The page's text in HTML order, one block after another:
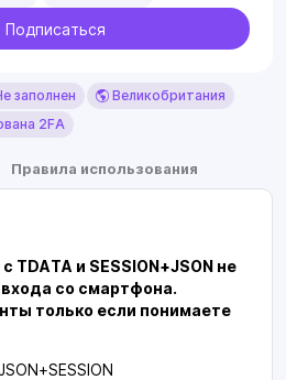
Подписаться
заполнен
Великобритания
2FA
Правила использования
TDATA и SESSION+JSON не
со смартфона.
только если понимаете